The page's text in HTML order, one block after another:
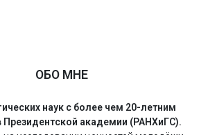
ОБО МНЕ
наук с более чем 20-летним
Президентской академии (РАНХиГС).